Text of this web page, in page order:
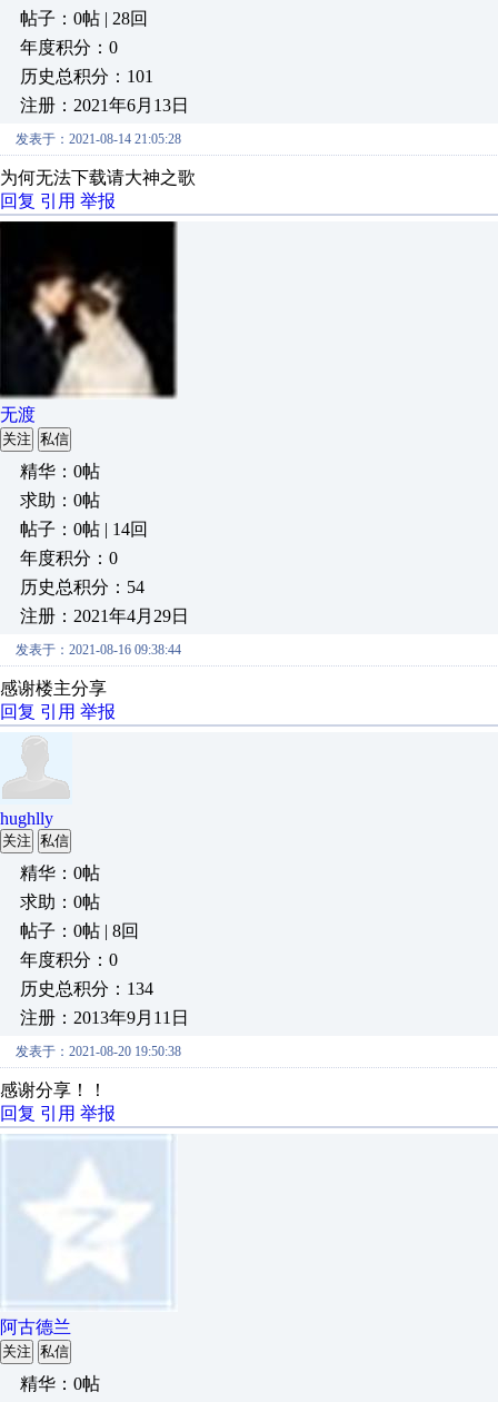
帖子：0帖 | 28回
年度积分：0
历史总积分：101
注册：2021年6月13日
发表于：2021-08-14 21:05:28
为何无法下载请大神之歌
回复 引用 举报
无渡
关注 私信
精华：0帖
求助：0帖
帖子：0帖 | 14回
年度积分：0
历史总积分：54
注册：2021年4月29日
发表于：2021-08-16 09:38:44
感谢楼主分享
回复 引用 举报
hughlly
关注 私信
精华：0帖
求助：0帖
帖子：0帖 | 8回
年度积分：0
历史总积分：134
注册：2013年9月11日
发表于：2021-08-20 19:50:38
感谢分享！！
回复 引用 举报
阿古德兰
关注 私信
精华：0帖